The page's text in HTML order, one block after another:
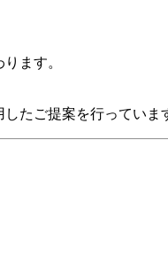
ます。
たご提案を行っていま